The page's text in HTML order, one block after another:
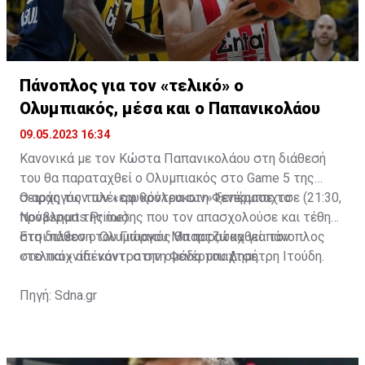
Αποτελέσματα και πρόγραμμα της σειράς
Game 1: Ολυμπιακός - Φενέρμπαχτσε79-68
Game 2: Ολυμπιακός - Φενέρμπαχτσε78-82
Game 4: Φενέρμπαχτσε - Ολυμπιακός
Πάνοπλος για τον «τελικό» ο
Ολυμπιακός, μέσα και ο Παπανικολάου
09.05.2023 16:34
Κανονικά με τον Κώστα Παπανικολάου στη διάθεσή
του θα παραταχθεί ο Ολυμπιακός στο Game 5 της
σειράς των πλέι οφ κόντρα στη Φενέρμπαχτσε (21:30,
Novasports Prime).
Ο αρχηγός των «ερυθρόλευκων» ξεπέρασε το
πρόβλημα της ίωσης που τον απασχολούσε και τέθηκε
στη διάθεση του Γιώργου Μπαρτζώκα για τον
«τελικό» απέναντι στην ομάδα του Δημήτρη Ιτούδη.
Έτσι πλέον ο Ολυμπιακός θα παραταχθεί πάνοπλος
στο παιχνίδι κόντρα στη Φενέρμπαχτσε.
Πηγή: Sdna.gr